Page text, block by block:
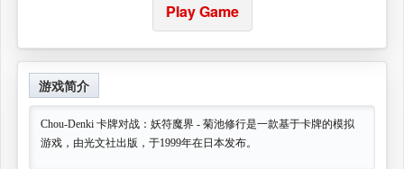
Play Game
游戏简介
Chou-Denki 卡牌对战：妖符魔界 - 菊池修行是一款基于卡牌的模拟
游戏，由光文社出版，于1999年在日本发布。